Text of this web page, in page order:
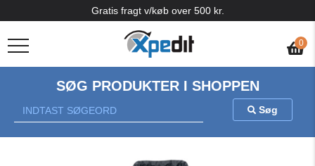
0
Gratis fragt v/køb over 500 kr.
SØG PRODUKTER I SHOPPEN
Søg